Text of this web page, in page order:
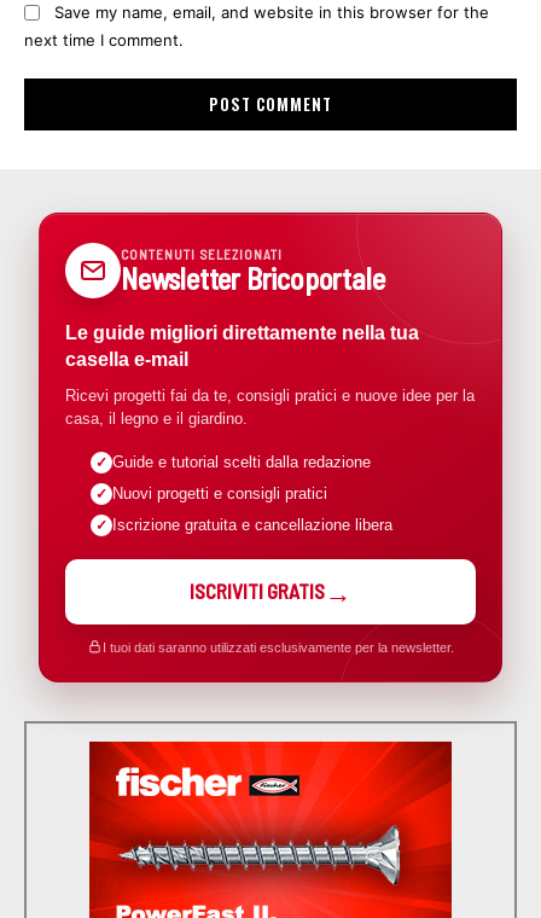
Save my name, email, and website in this browser for the
next time I comment.
CONTENUTI SELEZIONATI
Newsletter Bricoportale
Le guide migliori direttamente nella tua
casella e-mail
Ricevi progetti fai da te, consigli pratici e nuove idee per la
casa, il legno e il giardino.
Guide e tutorial scelti dalla redazione
Nuovi progetti e consigli pratici
Iscrizione gratuita e cancellazione libera
ISCRIVITI GRATIS
I tuoi dati saranno utilizzati esclusivamente per la newsletter.